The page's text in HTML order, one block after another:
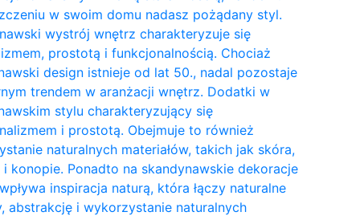
w swoim domu nadasz pożądany styl.
wystrój wnętrz charakteryzuje się
prostotą i funkcjonalnością. Chociaż
design istnieje od lat 50., nadal pozostaje
trendem w aranżacji wnętrz. Dodatki w
stylu charakteryzujący się
i prostotą. Obejmuje to również
naturalnych materiałów, takich jak skóra,
konopie. Ponadto na skandynawskie dekoracje
inspiracja naturą, która łączy naturalne
abstrakcję i wykorzystanie naturalnych